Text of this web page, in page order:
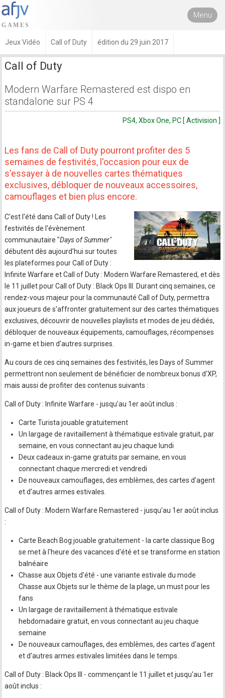
Menu
Jeux Vidéo Call of Duty édition du 29 juin 2017
Call of Duty
Modern Warfare Remastered est dispo en
standalone sur PS 4
PS4, Xbox One, PC [ Activision ]
Les fans de Call of Duty pourront profiter des 5
semaines de festivités, l'occasion pour eux de
s'essayer à de nouvelles cartes thématiques
exclusives, débloquer de nouveaux accessoires,
camouflages et bien plus encore.
C'est l'été dans Call of Duty ! Les
festivités de l'évènement
communautaire "Days of Summer"
débutent dès aujourd'hui sur toutes
les plateformes pour Call of Duty :
Infinite Warfare et Call of Duty : Modern Warfare Remastered, et dès
le 11 juillet pour Call of Duty : Black Ops III. Durant cinq semaines, ce
rendez-vous majeur pour la communauté Call of Duty, permettra
aux joueurs de s'affronter gratuitement sur des cartes thématiques
exclusives, découvrir de nouvelles playlists et modes de jeu dédiés,
débloquer de nouveaux équipements, camouflages, récompenses
in-game et bien d'autres surprises.
Au cours de ces cinq semaines des festivités, les Days of Summer
permettront non seulement de bénéficier de nombreux bonus d'XP,
mais aussi de profiter des contenus suivants :
Call of Duty : Infinite Warfare - jusqu'au 1er août inclus :
Carte Turista jouable gratuitement
Un largage de ravitaillement à thématique estivale gratuit, par
semaine, en vous connectant au jeu chaque lundi
Deux cadeaux in-game gratuits par semaine, en vous
connectant chaque mercredi et vendredi
De nouveaux camouflages, des emblèmes, des cartes d'agent
et d'autres armes estivales.
Call of Duty : Modern Warfare Remastered - jusqu'au 1er août inclus
:
Carte Beach Bog jouable gratuitement - la carte classique Bog
se met à l'heure des vacances d'été et se transforme en station
balnéaire
Chasse aux Objets d'été - une variante estivale du mode
Chasse aux Objets sur le thème de la plage, un must pour les
fans
Un largage de ravitaillement à thématique estivale
hebdomadaire gratuit, en vous connectant au jeu chaque
semaine
De nouveaux camouflages, des emblèmes, des cartes d'agent
et d'autres armes estivales limitées dans le temps.
Call of Duty : Black Ops III - commençant le 11 juillet et jusqu'au 1er
août inclus :